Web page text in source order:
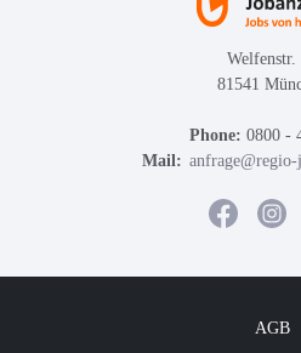
Welfenstr.
81541
Phone: 0800 -
Mail: anfrage@regio-
AGB